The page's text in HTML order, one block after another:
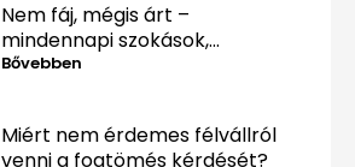
Nem fáj, mégis árt –
mindennapi szokások,
amelyek alattomosan
Bővebben
Miért nem érdemes félvállról
venni a fogtömés kérdését?